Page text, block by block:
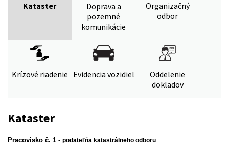
Kataster
Doprava a
pozemné
komunikácie
Organizačný
odbor
Krízové riadenie Evidencia vozidiel
Oddelenie
dokladov
Kataster
Pracovisko č. 1 - podateľňa katastrálneho odboru